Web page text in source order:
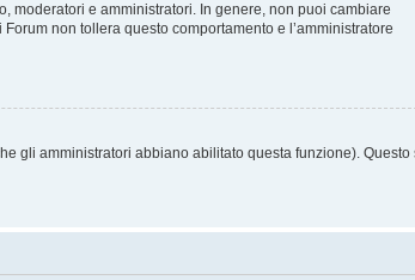
moderatori e amministratori. In genere, non puoi cambiare
non tollera questo comportamento e l’amministratore
gli amministratori abbiano abilitato questa funzione). Questo